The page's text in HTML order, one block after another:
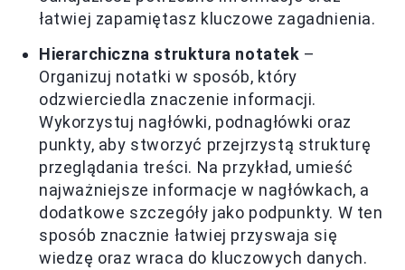
łatwiej zapamiętasz kluczowe zagadnienia.
Hierarchiczna struktura notatek –
Organizuj notatki w sposób, który
odzwierciedla znaczenie informacji.
Wykorzystuj nagłówki, podnagłówki oraz
punkty, aby stworzyć przejrzystą strukturę
przeglądania treści. Na przykład, umieść
najważniejsze informacje w nagłówkach, a
dodatkowe szczegóły jako podpunkty. W ten
sposób znacznie łatwiej przyswaja się
wiedzę oraz wraca do kluczowych danych.